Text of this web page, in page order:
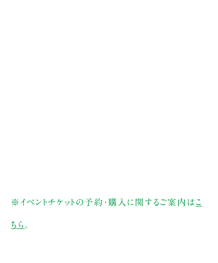
※イベントチケットの予約・購入に関するご案内は こ
ちら